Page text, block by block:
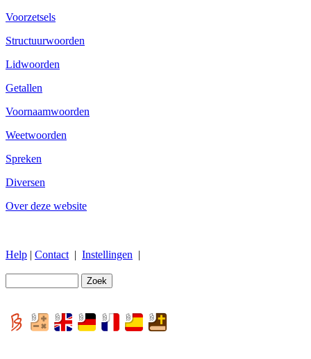
Voorzetsels
Structuurwoorden
Lidwoorden
Getallen
Voornaamwoorden
Weetwoorden
Spreken
Diversen
Over deze website
Help | Contact | Instellingen |